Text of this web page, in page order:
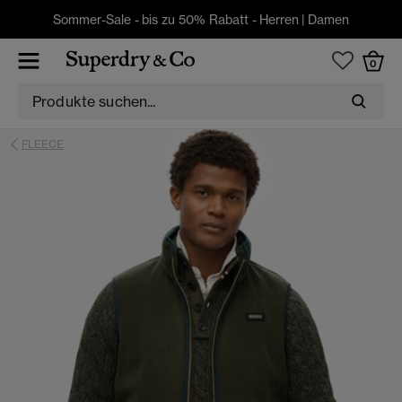
Sommer-Sale - bis zu 50% Rabatt - Herren | Damen
0
FLEECE